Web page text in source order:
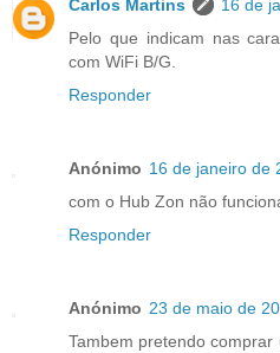
Carlos Martins
16 de
Pelo que indicam nas
com WiFi B/G.
Responder
Anónimo 16 de janeiro de
com o Hub Zon não
Responder
Anónimo 23 de maio de
Tambem pretendo